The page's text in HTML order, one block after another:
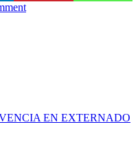
EN EXTERNADO